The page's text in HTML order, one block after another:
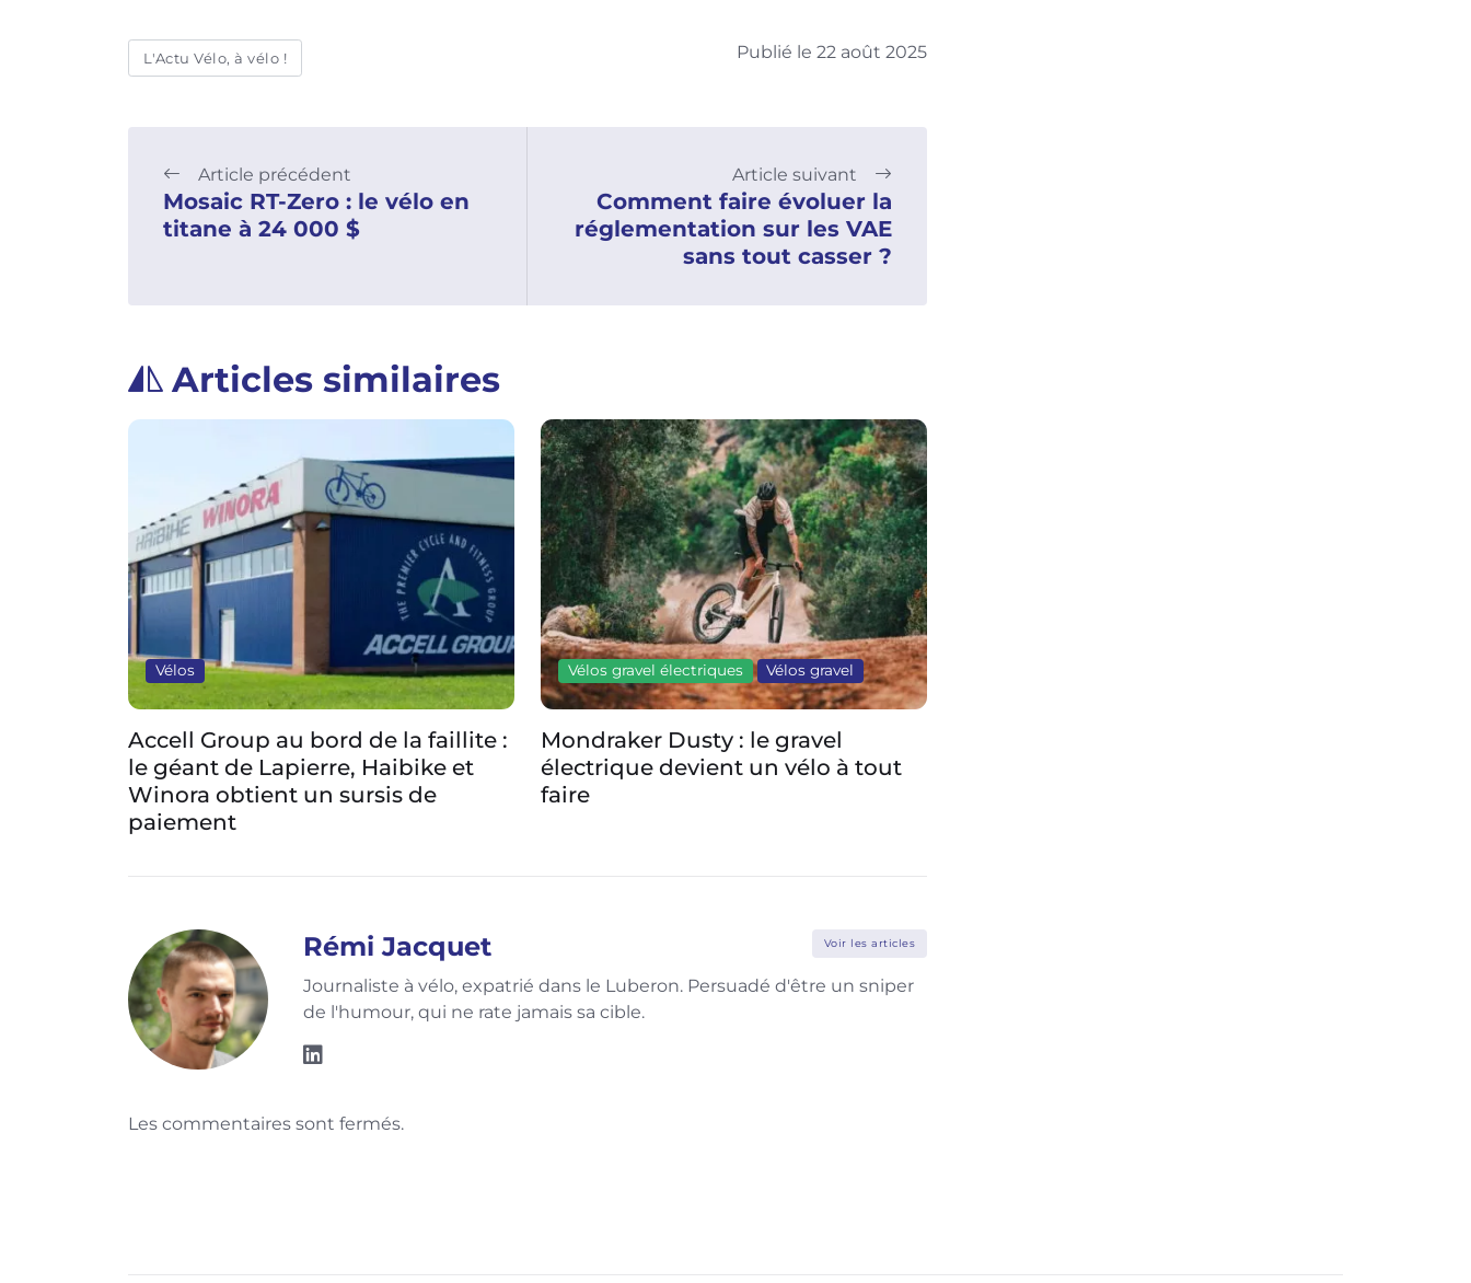
L'Actu Vélo, à vélo ! Publié le 22 août 2025
Article précédent
Mosaic RT-Zero : le vélo en
titane à 24 000 $
Article suivant
Comment faire évoluer la
réglementation sur les VAE
sans tout casser ?
Articles similaires
Vélos
Accell Group au bord de la faillite :
le géant de Lapierre, Haibike et
Winora obtient un sursis de
paiement
Vélos gravel électriques Vélos gravel
Mondraker Dusty : le gravel
électrique devient un vélo à tout
faire
Rémi Jacquet Voir les articles
Journaliste à vélo, expatrié dans le Luberon. Persuadé d'être un sniper
de l'humour, qui ne rate jamais sa cible.
Les commentaires sont fermés.